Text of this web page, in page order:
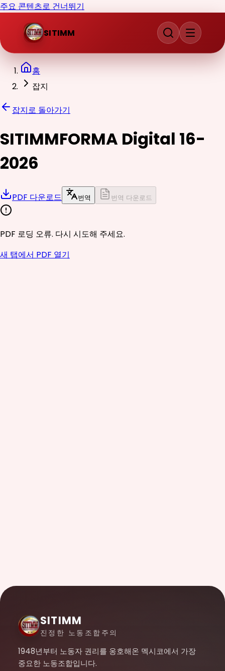
주요 콘텐츠로 건너뛰기
SITIMM
홈
잡지
잡지로 돌아가기
SITIMMFORMA Digital 16-
2026
PDF 다운로드 번역 번역 다운로드
PDF 로딩 오류. 다시 시도해 주세요.
새 탭에서 PDF 열기
SITIMM
진정한 노동조합주의
1948년부터 노동자 권리를 옹호해온 멕시코에서 가장
중요한 노동조합입니다.